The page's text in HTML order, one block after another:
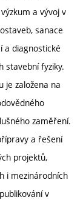
a vývoj v
sanace
a diagnostické
stavební fyziky.
je založena na
zaměření.
a řešení
projektů,
i mezinárodních
v